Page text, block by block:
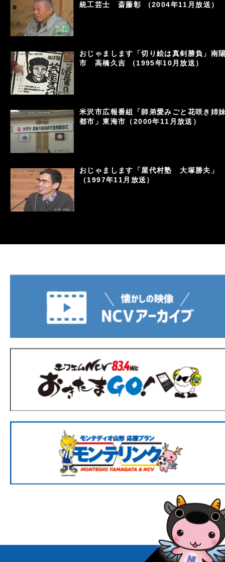
統工芸士 斎藤彰 （2004年11月放送）
おじゃまします「切り絵は真剣勝負」南
市 高橋久吉 （1995年10月放送）
米沢市広報番組「師弟愛みごと花咲き姉
都市」東海市（2000年11月放送）
おじゃまします「屋代村塾 大塚勝夫」
（1997年11月放送）